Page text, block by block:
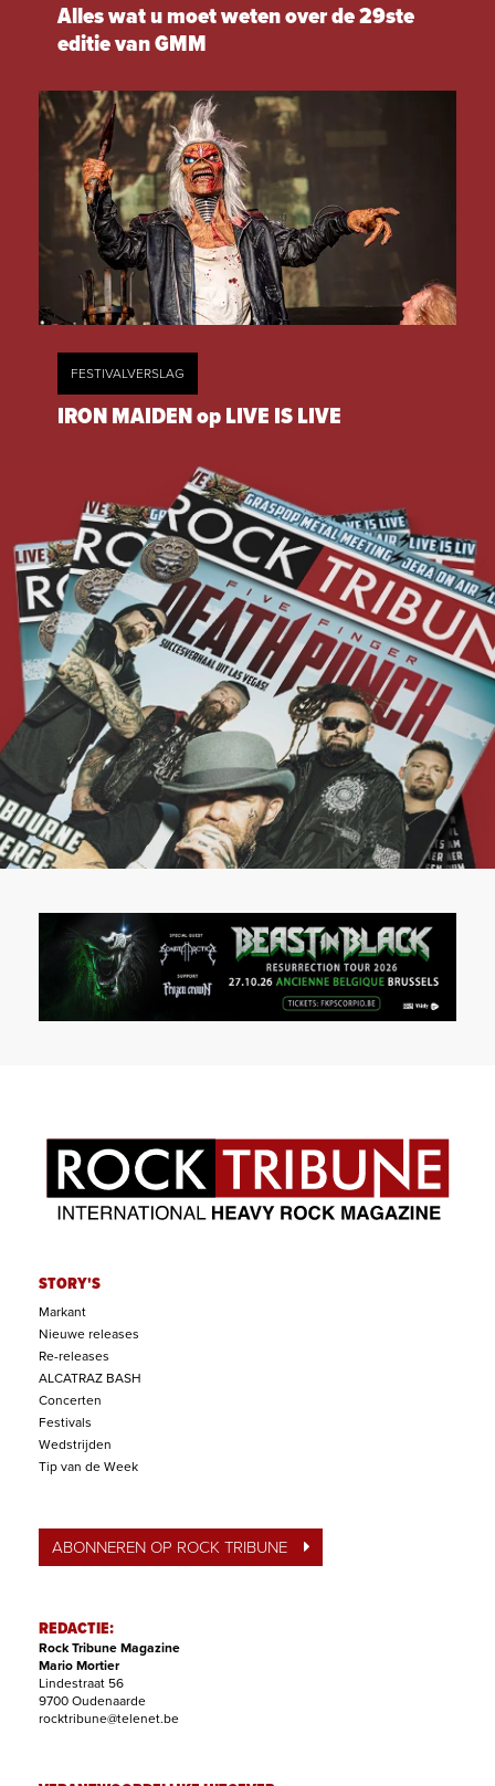
Alles wat u moet weten over de 29ste
editie van GMM
FESTIVALVERSLAG
IRON MAIDEN op LIVE IS LIVE
STORY'S
Markant
Nieuwe releases
Re-releases
ALCATRAZ BASH
Concerten
Festivals
Wedstrijden
Tip van de Week
ABONNEREN OP ROCK TRIBUNE
REDACTIE:
Rock Tribune Magazine
Mario Mortier
Lindestraat 56
9700 Oudenaarde
rocktribune@telenet.be